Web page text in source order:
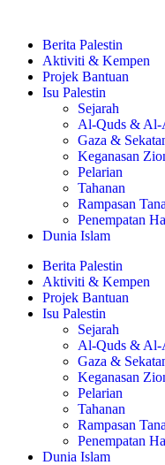
Berita Palestin
Aktiviti & Kempen
Projek Bantuan
Isu Palestin
Sejarah
Al-Quds & Al-
Gaza &
Keganasan
Pelarian
Tahanan
Rampasan
Penempatan
Dunia Islam
Berita Palestin
Aktiviti & Kempen
Projek Bantuan
Isu Palestin
Sejarah
Al-Quds & Al-
Gaza &
Keganasan
Pelarian
Tahanan
Rampasan
Penempatan
Dunia Islam